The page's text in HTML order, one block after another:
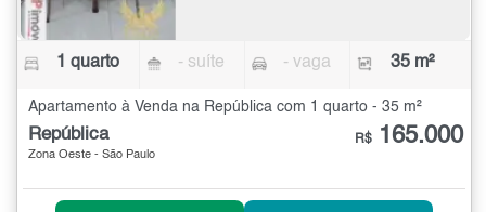
1 quarto - suíte - vaga 35 m²
Apartamento à Venda na República com 1 quarto - 35 m²
República
Zona Oeste - São Paulo
R$ 165.000